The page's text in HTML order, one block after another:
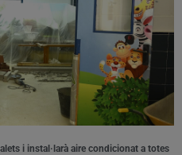
i instal·larà aire condicionat a totes